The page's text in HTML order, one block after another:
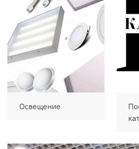
Освещение